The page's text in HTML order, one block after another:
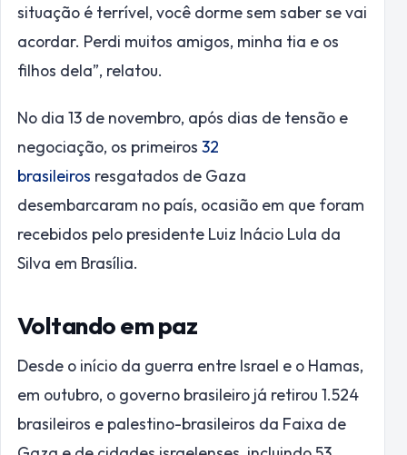
situação é terrível, você dorme sem saber se vai
acordar. Perdi muitos amigos, minha tia e os
filhos dela”, relatou.
No dia 13 de novembro, após dias de tensão e
negociação, os primeiros 32
brasileiros resgatados de Gaza
desembarcaram no país, ocasião em que foram
recebidos pelo presidente Luiz Inácio Lula da
Silva em Brasília.
Voltando em paz
Desde o início da guerra entre Israel e o Hamas,
em outubro, o governo brasileiro já retirou 1.524
brasileiros e palestino-brasileiros da Faixa de